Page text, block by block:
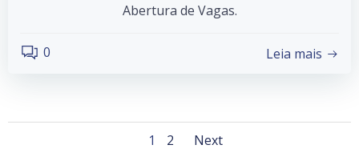
Abertura de Vagas.
0 Leia mais
Posts
Page
1 Page
2
Posts
Next